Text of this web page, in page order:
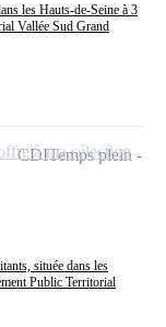
les Hauts-de-Seine à 3
Vallée Sud Grand
située dans les
Public Territorial
CDITemps plein
à ma sélection